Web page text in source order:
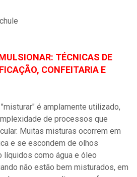
TÉCNICAS DE
CONFEITARIA E
é amplamente utilizado,
de processos que
Muitas misturas ocorrem em
e se escondem de olhos
líquidos como água e óleo
não estão bem misturados, em